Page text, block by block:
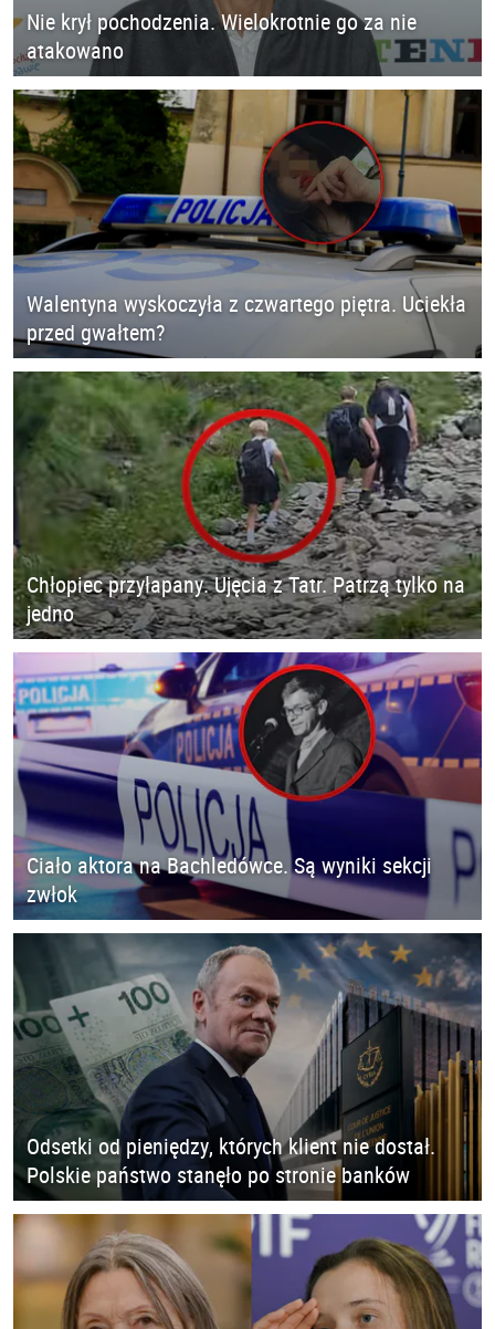
Nie krył pochodzenia. Wielokrotnie go za nie
atakowano
Walentyna wyskoczyła z czwartego piętra. Uciekła
przed gwałtem?
Chłopiec przyłapany. Ujęcia z Tatr. Patrzą tylko na
jedno
Ciało aktora na Bachledówce. Są wyniki sekcji
zwłok
Odsetki od pieniędzy, których klient nie dostał.
Polskie państwo stanęło po stronie banków